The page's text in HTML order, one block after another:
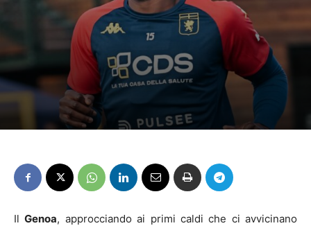
IlGenoa, approcciando ai primi caldi che ci avvicinano